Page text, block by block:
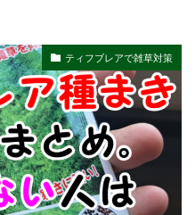
ティフブレアで雑草対策